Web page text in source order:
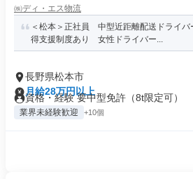
㈱ディ・エス物流
＜松本＞正社員 中型近距離配送ドライ
得支援制度あり 女性ドライバー...
長野県松本市
月給28万円以上
資格・経験 要中型免許（8t限定可）
業界未経験歓迎 +10個